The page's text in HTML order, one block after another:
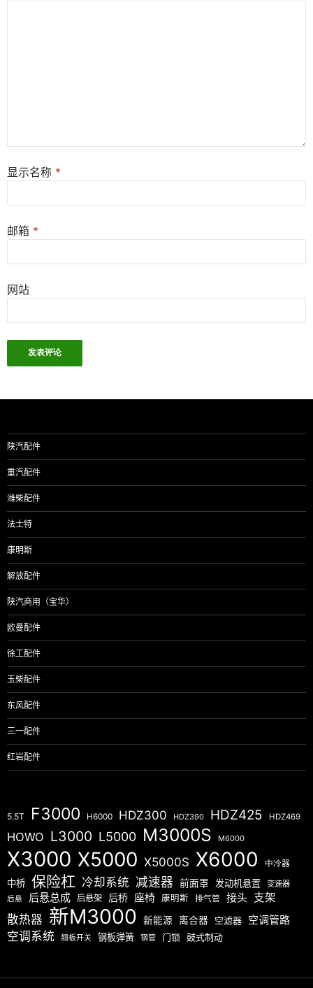
显示名称 *
邮箱 *
网站
陕汽配件
重汽配件
潍柴配件
法士特
康明斯
解放配件
陕汽商用（宝华）
欧曼配件
徐工配件
玉柴配件
东风配件
三一配件
红岩配件
5.5T F3000 H6000 HDZ300 HDZ390 HDZ425 HDZ469
HOWO L3000 L5000 M3000S M6000
X3000 X5000 X5000S X6000 中冷器
中桥 保险杠 冷却系统 减速器 前面罩 发动机悬置 变速器
后悬 后悬总成 后悬架 后桥 座椅 康明斯 排气管 接头 支架
散热器 新M3000 新能源 离合器 空滤器 空调管路
空调系统 翘板开关 钢板弹簧 钢管 门锁 鼓式制动